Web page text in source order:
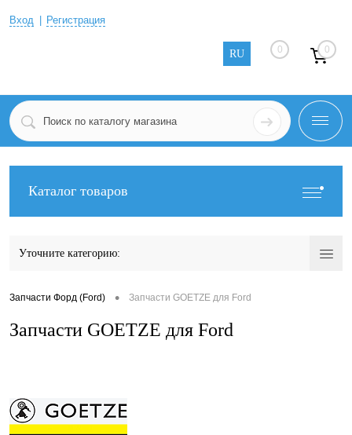
Вход Регистрация
RU 0 0
Каталог товаров
Уточните категорию:
Запчасти Форд (Ford) • Запчасти GOETZE для Ford
Запчасти GOETZE для Ford